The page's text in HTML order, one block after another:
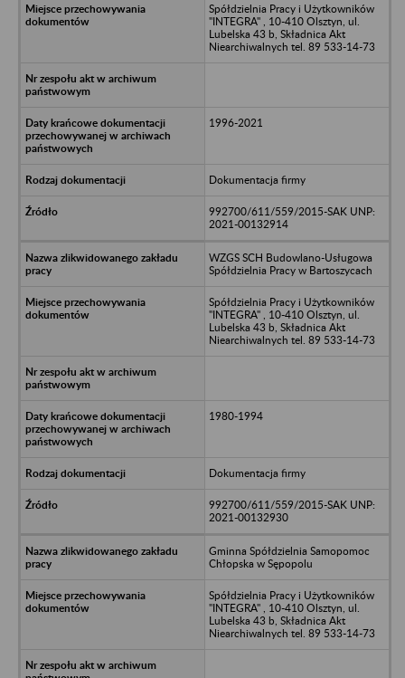
Spółdzielnia Pracy i Użytkowników
"INTEGRA" , 10-410 Olsztyn, ul.
Lubelska 43 b, Składnica Akt
Niearchiwalnych tel. 89 533-14-73
1996-2021
Dokumentacja firmy
992700/611/559/2015-SAK UNP:
2021-00132914
WZGS SCH Budowlano-Usługowa
Spółdzielnia Pracy w Bartoszycach
Spółdzielnia Pracy i Użytkowników
"INTEGRA" , 10-410 Olsztyn, ul.
Lubelska 43 b, Składnica Akt
Niearchiwalnych tel. 89 533-14-73
1980-1994
Dokumentacja firmy
992700/611/559/2015-SAK UNP:
2021-00132930
Gminna Spółdzielnia Samopomoc
Chłopska w Sępopolu
Spółdzielnia Pracy i Użytkowników
"INTEGRA" , 10-410 Olsztyn, ul.
Lubelska 43 b, Składnica Akt
Niearchiwalnych tel. 89 533-14-73